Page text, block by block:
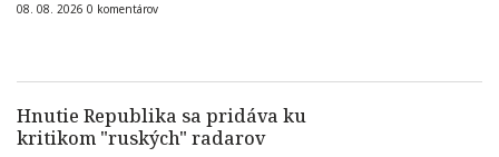
08. 08. 2026 0 komentárov
Hnutie Republika sa pridáva ku
kritikom "ruských" radarov